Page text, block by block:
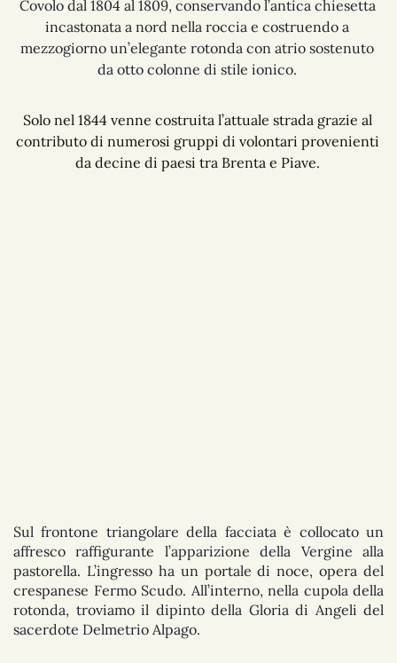
Covolo dal 1804 al 1809, conservando l’antica chiesetta
incastonata a nord nella roccia e costruendo a
mezzogiorno un’elegante rotonda con atrio sostenuto
da otto colonne di stile ionico.
Solo nel 1844 venne costruita l’attuale strada grazie al
contributo di numerosi gruppi di volontari provenienti
da decine di paesi tra Brenta e Piave.
Sul frontone triangolare della facciata è collocato un
affresco raffigurante l’apparizione della Vergine alla
pastorella. L’ingresso ha un portale di noce, opera del
crespanese Fermo Scudo. All’interno, nella cupola della
rotonda, troviamo il dipinto della Gloria di Angeli del
sacerdote Delmetrio Alpago.